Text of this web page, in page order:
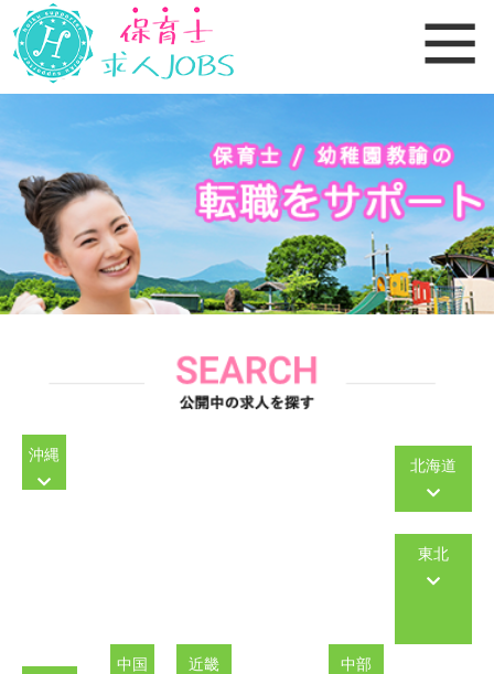
北海道
東北
中部
近畿
中国
沖縄